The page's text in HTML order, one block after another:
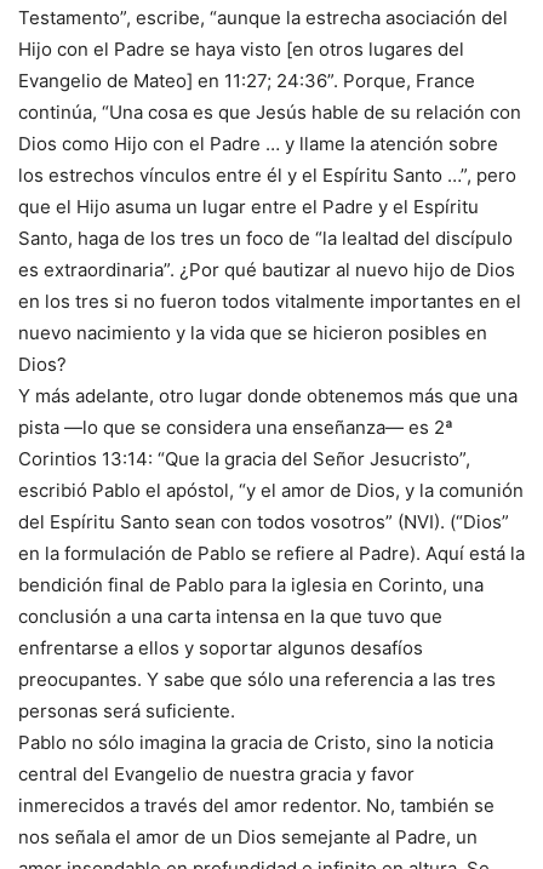
Testamento”, escribe, “aunque la estrecha asociación del
Hijo con el Padre se haya visto [en otros lugares del
Evangelio de Mateo] en 11:27; 24:36”. Porque, France
continúa, “Una cosa es que Jesús hable de su relación con
Dios como Hijo con el Padre … y llame la atención sobre
los estrechos vínculos entre él y el Espíritu Santo …”, pero
que el Hijo asuma un lugar entre el Padre y el Espíritu
Santo, haga de los tres un foco de “la lealtad del discípulo
es extraordinaria”. ¿Por qué bautizar al nuevo hijo de Dios
en los tres si no fueron todos vitalmente importantes en el
nuevo nacimiento y la vida que se hicieron posibles en
Dios?
Y más adelante, otro lugar donde obtenemos más que una
pista —lo que se considera una enseñanza— es 2ª
Corintios 13:14: “Que la gracia del Señor Jesucristo”,
escribió Pablo el apóstol, “y el amor de Dios, y la comunión
del Espíritu Santo sean con todos vosotros” (NVI). (“Dios”
en la formulación de Pablo se refiere al Padre). Aquí está la
bendición final de Pablo para la iglesia en Corinto, una
conclusión a una carta intensa en la que tuvo que
enfrentarse a ellos y soportar algunos desafíos
preocupantes. Y sabe que sólo una referencia a las tres
personas será suficiente.
Pablo no sólo imagina la gracia de Cristo, sino la noticia
central del Evangelio de nuestra gracia y favor
inmerecidos a través del amor redentor. No, también se
nos señala el amor de un Dios semejante al Padre, un